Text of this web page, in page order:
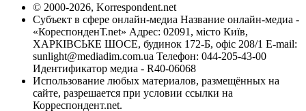
© 2000-2026, Korrespondent.net
Субъект в сфере онлайн-медиа Название онлайн-медиа -
«КореспонденТ.net» Адрес: 02091, місто Київ,
ХАРКІВСЬКЕ ШОСЕ, будинок 172-Б, офіс 208/1 E-mail:
sunlight@mediadim.com.ua Телефон: 044-205-43-00
Идентификатор медиа - R40-06068
Использование любых материалов, размещённых на
сайте, разрешается при условии ссылки на
Корреспондент.net.